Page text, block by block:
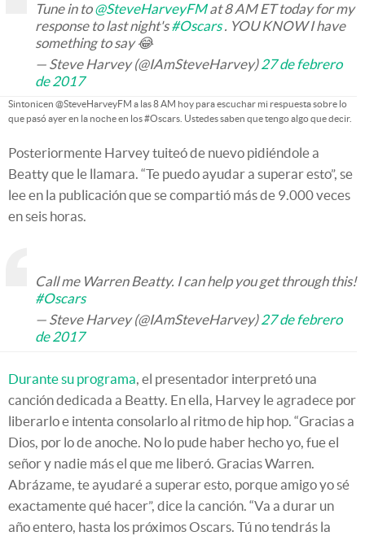
Tune in to@SteveHarveyFMat 8 AM ET today for my
response to last night's#Oscars. YOU KNOW I have
something to say 😂
— Steve Harvey (@IAmSteveHarvey)27 de febrero
de 2017
Sintonicen @SteveHarveyFM a las 8 AM hoy para escuchar mi respuesta sobre lo
que pasó ayer en la noche en los #Oscars. Ustedes saben que tengo algo que decir.
Posteriormente Harvey tuiteó de nuevo pidiéndole a
Beatty que le llamara. “Te puedo ayudar a superar esto”, se
lee en la publicación que se compartió más de 9.000 veces
en seis horas.
Call me Warren Beatty. I can help you get through this!
#Oscars
— Steve Harvey (@IAmSteveHarvey)27 de febrero
de 2017
Durante su programa, el presentador interpretó una
canción dedicada a Beatty. En ella, Harvey le agradece por
liberarlo e intenta consolarlo al ritmo de hip hop. “Gracias a
Dios, por lo de anoche. No lo pude haber hecho yo, fue el
señor y nadie más el que me liberó. Gracias Warren.
Abrázame, te ayudaré a superar esto, porque amigo yo sé
exactamente qué hacer”, dice la canción. “Va a durar un
año entero, hasta los próximos Oscars. Tú no tendrás la